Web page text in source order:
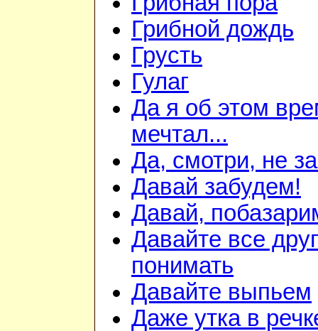
Грибной дождь
Грусть
Гулаг
Да я об этом
мечтал...
Да, смотри, не
Давай забудем!
Давай,
Давайте все
понимать
Давайте выпьем
Даже утка в